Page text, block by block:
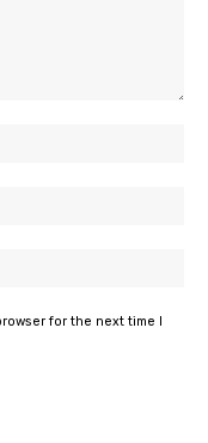
for the next time I